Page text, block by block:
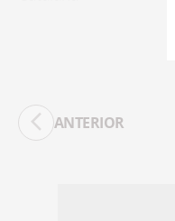
ANTERIOR